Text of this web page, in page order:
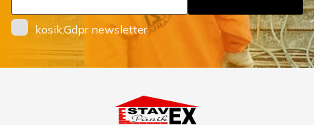
kosik.Gdpr newsletter